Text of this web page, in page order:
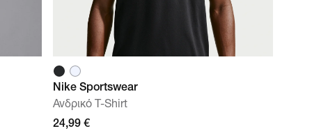
Nike Sportswear
Ανδρικό T-Shirt
24,99 €